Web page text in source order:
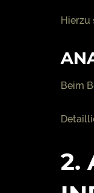
Hierzu
Beim
2.